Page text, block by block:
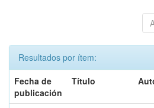
Resultados por ítem:
Fecha de
publicación
Título